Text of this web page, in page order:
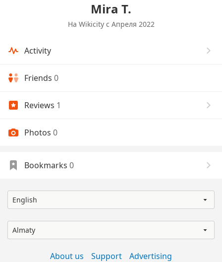
Mira T.
На Wikicity c Апреля 2022
Activity
Friends 0
Reviews 1
Photos 0
Bookmarks 0
English
Almaty
About us Support Advertising